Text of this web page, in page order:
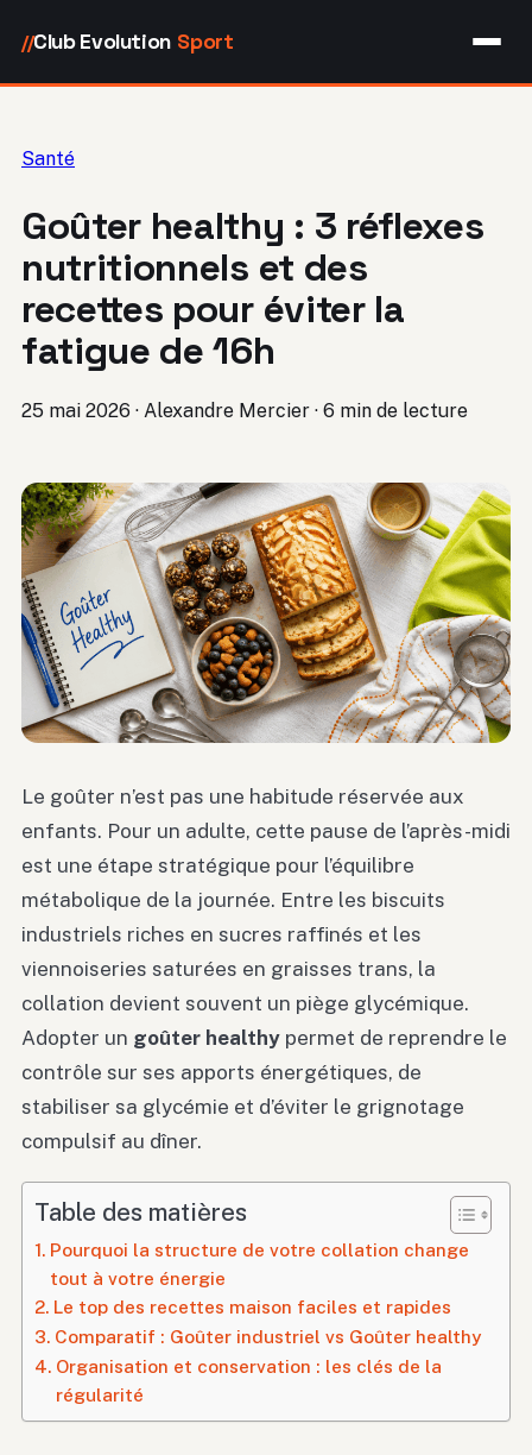
//Club Evolution Sport
Santé
Goûter healthy : 3 réflexes
nutritionnels et des
recettes pour éviter la
fatigue de 16h
25 mai 2026 · Alexandre Mercier · 6 min de lecture
Le goûter n’est pas une habitude réservée aux
enfants. Pour un adulte, cette pause de l’après-midi
est une étape stratégique pour l’équilibre
métabolique de la journée. Entre les biscuits
industriels riches en sucres raffinés et les
viennoiseries saturées en graisses trans, la
collation devient souvent un piège glycémique.
Adopter un goûter healthy permet de reprendre le
contrôle sur ses apports énergétiques, de
stabiliser sa glycémie et d’éviter le grignotage
compulsif au dîner.
Table des matières
Pourquoi la structure de votre collation change
tout à votre énergie
Le top des recettes maison faciles et rapides
Comparatif : Goûter industriel vs Goûter healthy
Organisation et conservation : les clés de la
régularité